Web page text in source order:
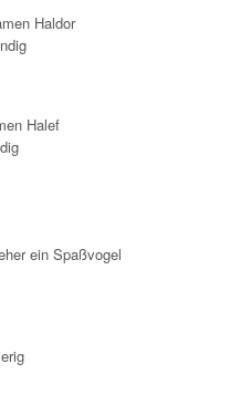
Haldor
Halef
ein Spaßvogel